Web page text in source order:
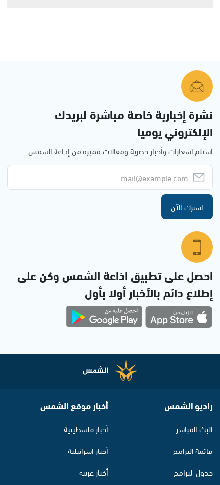
نشرة إخبارية خاصة مباشرة لبريدك
الإلكتروني يوميا
استلم اشعارات وأخبار حصرية ومقالات مميزة من إذاعة الشمس
اشترك الآن
احصل على تطبيق اذاعة الشمس وكن على
إطلاع دائم بالأخبار أولاً بأول
راديو الشمس
البث المباشر
قائمة البرامج
جدول البرامج
أخبار موقع الشمس
أخبار فلسطينية
أخبار اسرائيلية
أخبار عربية